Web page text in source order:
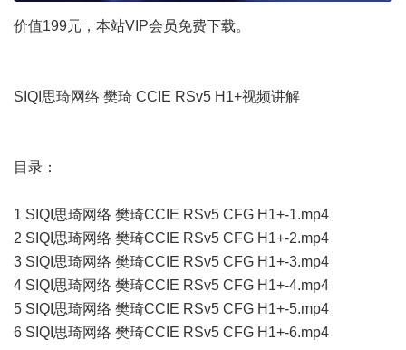
价值199元，本站VIP会员免费下载。
SIQI思琦网络 樊琦 CCIE RSv5 H1+视频讲解
目录：
1 SIQI思琦网络 樊琦CCIE RSv5 CFG H1+-1.mp4
2 SIQI思琦网络 樊琦CCIE RSv5 CFG H1+-2.mp4
3 SIQI思琦网络 樊琦CCIE RSv5 CFG H1+-3.mp4
4 SIQI思琦网络 樊琦CCIE RSv5 CFG H1+-4.mp4
5 SIQI思琦网络 樊琦CCIE RSv5 CFG H1+-5.mp4
6 SIQI思琦网络 樊琦CCIE RSv5 CFG H1+-6.mp4